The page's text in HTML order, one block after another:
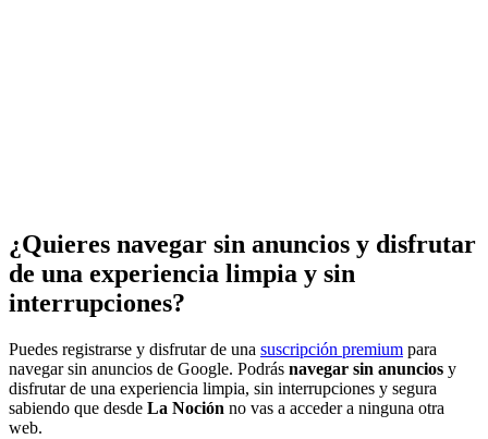
¿Quieres navegar sin anuncios y disfrutar
de una experiencia limpia y sin
interrupciones?
Puedes registrarse y disfrutar de una suscripción premium para
navegar sin anuncios de Google. Podrás navegar sin anuncios y
disfrutar de una experiencia limpia, sin interrupciones y segura
sabiendo que desde La Noción no vas a acceder a ninguna otra
web.